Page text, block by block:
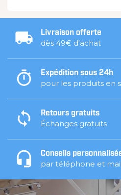
Livraison offerte
dès 49€ d'achat
Expédition sous 24h
pour les produits en
Retours gratuits
Échanges gratuits
Conseils
par téléphone et